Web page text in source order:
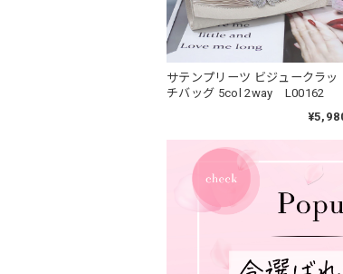
サテンプリーツ ビジュークラッ
チバッグ 5col 2way L00162